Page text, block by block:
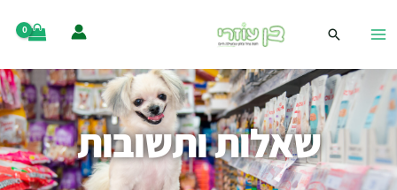
שאלות ותשובות